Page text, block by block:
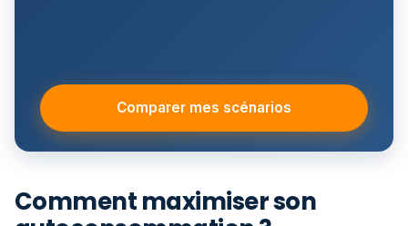
Comparer mes scénarios
Comment maximiser son